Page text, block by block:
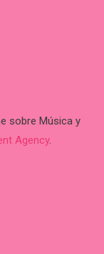
sobre Música y
Agency.